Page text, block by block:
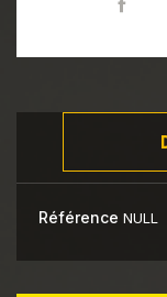
Référence NULL